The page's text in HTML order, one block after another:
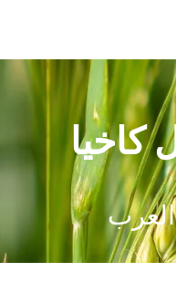
كاخيا